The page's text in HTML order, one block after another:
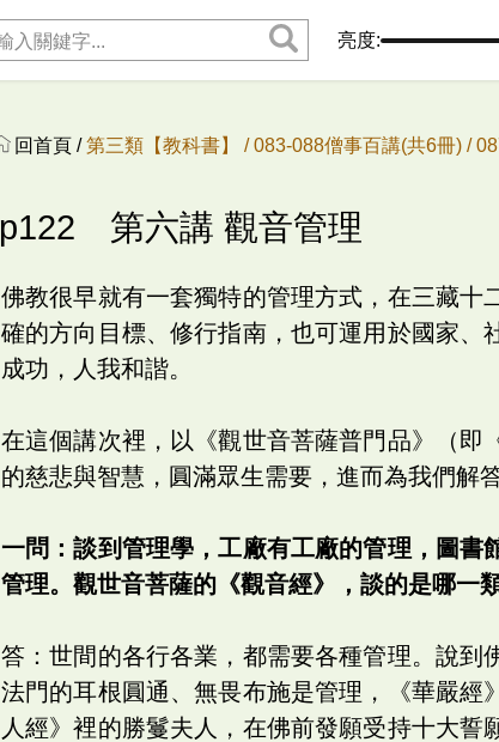
亮度:
回首頁 /第三類【教科書】 /083-088僧事百講(共6冊) /
p122 第六講 觀音管理
佛教很早就有一套獨特的管理方式，在三藏十
確的方向目標、修行指南，也可運用於國家
成功，人我和諧。
在這個講次裡，以《觀世音菩薩普門品》（即
的慈悲與智慧，圓滿眾生需要，進而為我們解
一問：談到管理學，工廠有工廠的管理，圖
管理。觀世音菩薩的《觀音經》，談的是哪一
答：世間的各行各業，都需要各種管理。說
法門的耳根圓通、無畏布施是管理，《華嚴
人經》裡的勝鬘夫人，在佛前發願受持十大誓